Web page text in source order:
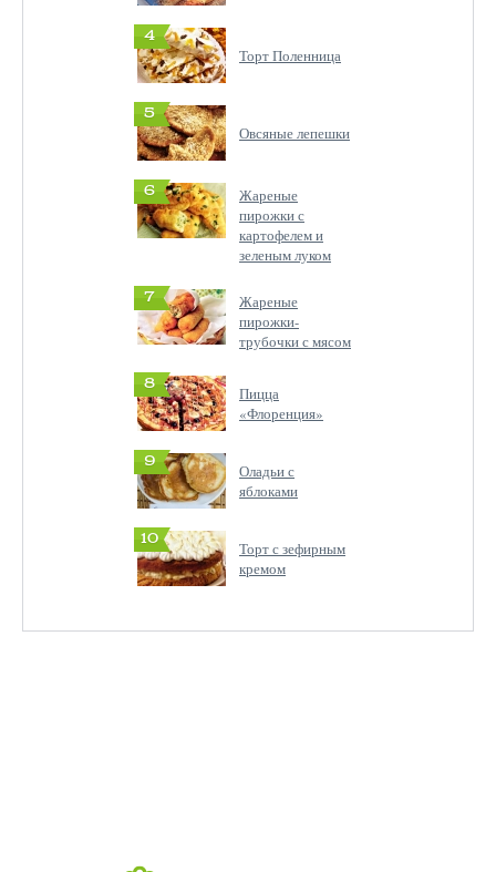
4
Торт Поленница
5
Овсяные лепешки
6
Жареные
пирожки с
картофелем и
зеленым луком
7
Жареные
пирожки-
трубочки с мясом
8
Пицца
«Флоренция»
9
Оладьи с
яблоками
10
Торт с зефирным
кремом